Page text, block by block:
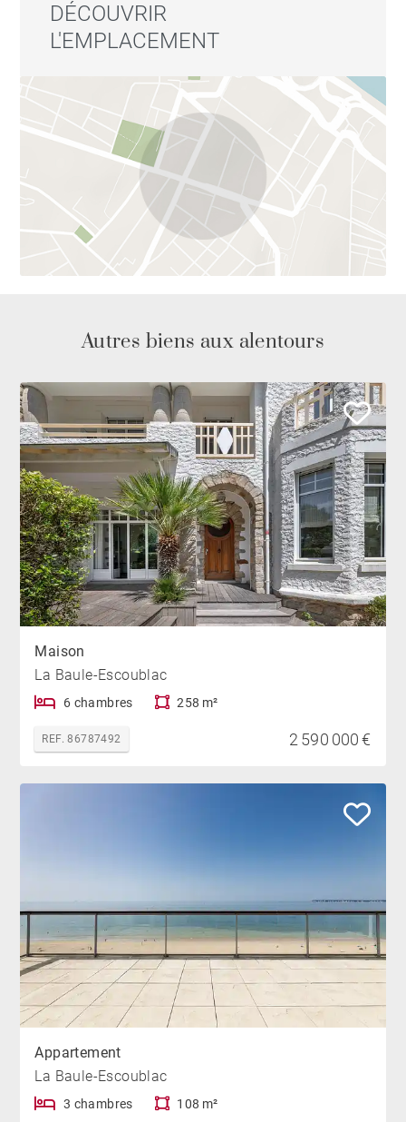
DÉCOUVRIR
L'EMPLACEMENT
Autres biens aux alentours
Maison
La Baule-Escoublac
6 chambres 258 m²
REF. 86787492 2 590 000 €
Appartement
La Baule-Escoublac
3 chambres 108 m²